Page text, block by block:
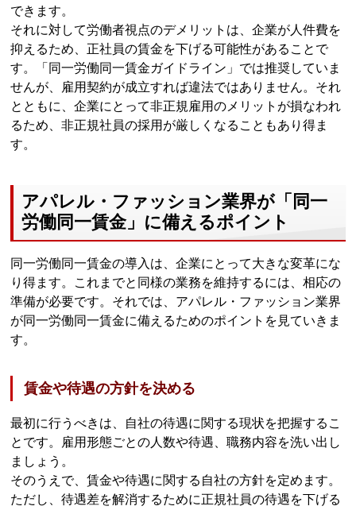
できます。
それに対して労働者視点のデメリットは、企業が人件費を
抑えるため、正社員の賃金を下げる可能性があることで
す。「同一労働同一賃金ガイドライン」では推奨していま
せんが、雇用契約が成立すれば違法ではありません。それ
とともに、企業にとって非正規雇用のメリットが損なわれ
るため、非正規社員の採用が厳しくなることもあり得ま
す。
アパレル・ファッション業界が「同一
労働同一賃金」に備えるポイント
同一労働同一賃金の導入は、企業にとって大きな変革にな
り得ます。これまでと同様の業務を維持するには、相応の
準備が必要です。それでは、アパレル・ファッション業界
が同一労働同一賃金に備えるためのポイントを見ていきま
す。
賃金や待遇の方針を決める
最初に行うべきは、自社の待遇に関する現状を把握するこ
とです。雇用形態ごとの人数や待遇、職務内容を洗い出し
ましょう。
そのうえで、賃金や待遇に関する自社の方針を定めます。
ただし、待遇差を解消するために正規社員の待遇を下げる